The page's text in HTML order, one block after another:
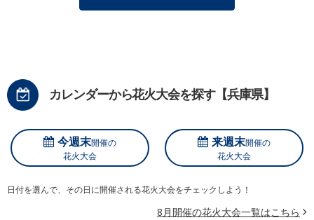
カレンダーから花火大会を探す【兵庫県】
今週末開催の
花火大会
来週末開催の
花火大会
日付を選んで、その日に開催される花火大会をチェックしよう！
8月開催の花火大会一覧はこちら